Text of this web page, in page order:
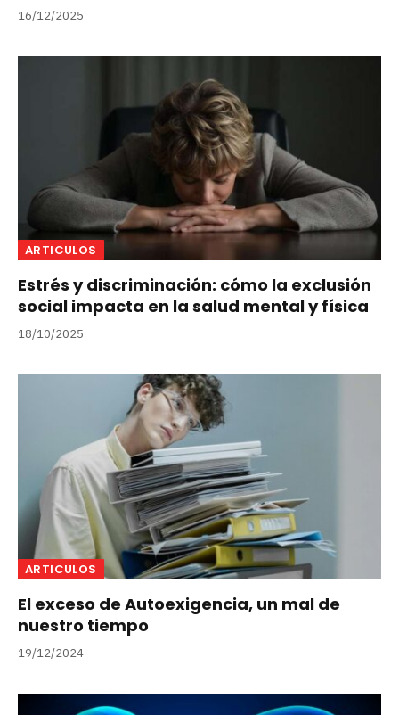
16/12/2025
ARTICULOS
Estrés y discriminación: cómo la exclusión
social impacta en la salud mental y física
18/10/2025
ARTICULOS
El exceso de Autoexigencia, un mal de
nuestro tiempo
19/12/2024